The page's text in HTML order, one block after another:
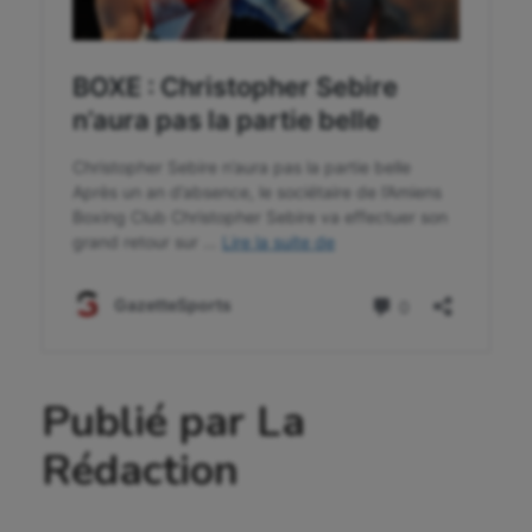
UNSS
Voile
Wakeboard
Water-polo
Publié par La
Rédaction